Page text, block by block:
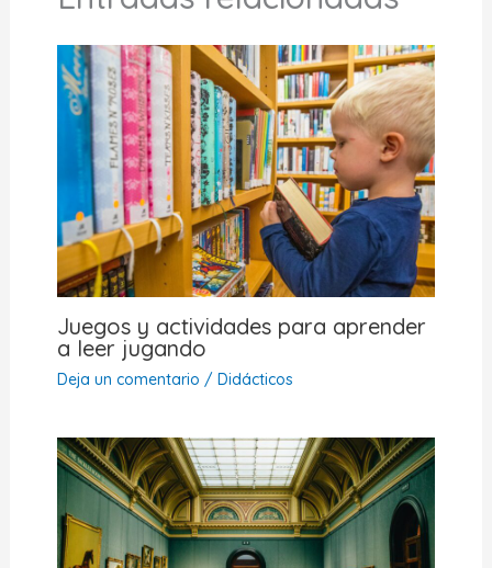
Juegos y actividades para aprender
a leer jugando
Deja un comentario / Didácticos